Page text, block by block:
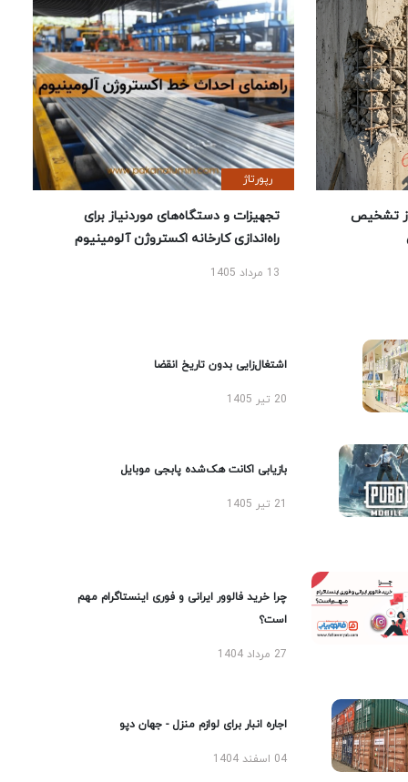
تشخیص
رپورتاژ
تجهیزات و دستگاه‌های موردنیاز برای
راه‌اندازی کارخانه اکستروژن آلومینیوم
13 مرداد 1405
اشتغال‌زایی بدون تاریخ انقضا
20 تیر 1405
بازیابی اکانت هک‌شده پابجی موبایل
چرا خرید فالوور ایرانی و فوری اینستاگرام مهم
است؟
27 مرداد 1404
اجاره انبار برای لوازم منزل - جهان دپو
04 اسفند 1404